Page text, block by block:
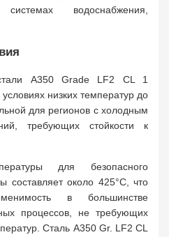
водоснабжения,
A350 Grade LF2 CL 1
низких температур до
для регионов с холодным
требующих стойкости к
для безопасного
составляет около 425°C, что
в большинстве
процессов, не требующих
Сталь A350 Gr. LF2 CL